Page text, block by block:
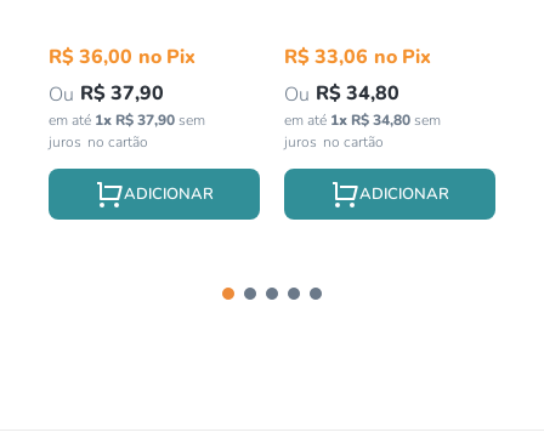
R$36,00
R$37,90
em até 1x R$37,90sem
juros
R$33,06
R$34,80
em até 1x R$34,80sem
juros